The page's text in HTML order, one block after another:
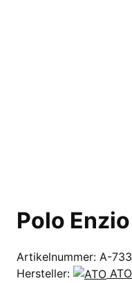
Polo
Artikelnummer: A-
Hersteller:
ATO